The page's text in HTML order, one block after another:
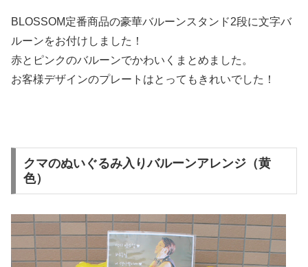
BLOSSOM定番商品の豪華バルーンスタンド2段に文字バ
ルーンをお付けしました！
赤とピンクのバルーンでかわいくまとめました。
お客様デザインのプレートはとってもきれいでした！
クマのぬいぐるみ入りバルーンアレンジ（黄
色）